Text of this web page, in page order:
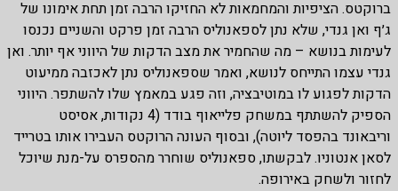
ברוקטס. הציפיות והמחמאות לא החזיקו הרבה זמן תחת אימונו של
ג׳ף ואן גנדי, שלא נתן לספאנוליס הרבה זמן פרקט והשניים נכנסו
לעימות בנושא – מה שהחמיר את מצב הדקות של היווני אף יותר. ואן
גנדי עצמו התייחס לנושא, ואמר שספאנוליס נתן לאכזבה ממיעוט
הדקות לפגוע לו במוטיבציה, וזה פגע במאמץ שלו להשתפר. היווני
הספיק להשתתף במשחק פלייאוף בודד (4 נקודות, אסיסט
וריבאונד בהפסד ליוטה), ובסוף העונה הרוקטס העבירו אותו בטרייד
לסאן אנטוניו. לבקשתו, ספאנוליס שוחרר מהספרס על-מנת שיוכל
לחזור ולשחק באירופה.